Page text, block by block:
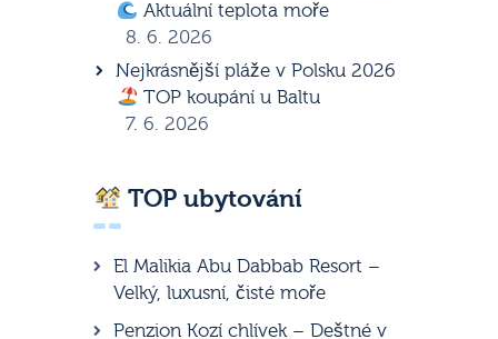
Aktuální teplota moře
8. 6. 2026
Nejkrásnější pláže v Polsku 2026
TOP koupání u Baltu
7. 6. 2026
TOP ubytování
El Malikia Abu Dabbab Resort –
Velký, luxusní, čisté moře
Penzion Kozí chlívek – Deštné v